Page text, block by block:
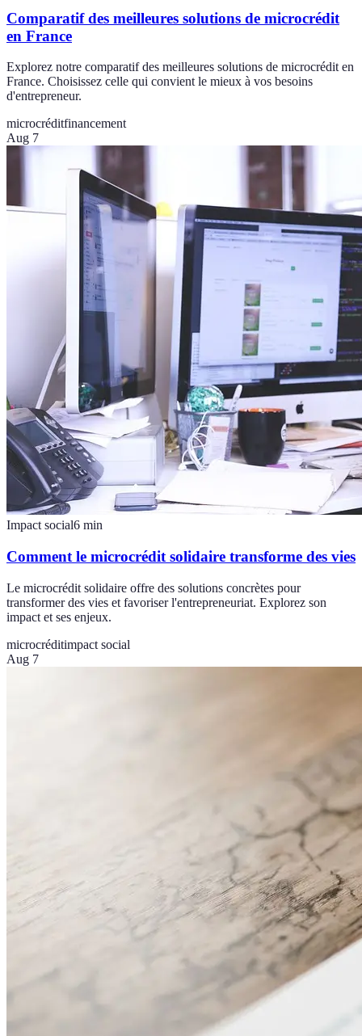
Comparatif des meilleures solutions de microcrédit
en France
Explorez notre comparatif des meilleures solutions de microcrédit en
France. Choisissez celle qui convient le mieux à vos besoins
d'entrepreneur.
microcréditfinancement
Aug 7
Impact social6 min
Comment le microcrédit solidaire transforme des vies
Le microcrédit solidaire offre des solutions concrètes pour
transformer des vies et favoriser l'entrepreneuriat. Explorez son
impact et ses enjeux.
microcréditimpact social
Aug 7